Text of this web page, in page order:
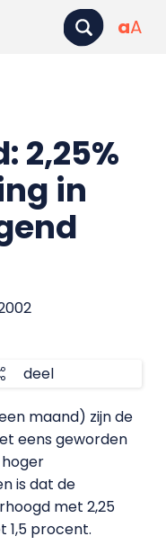
aA
2,25%
in
deel
maand) zijn de
eens geworden
is dat de
met 2,25
1,5 procent.